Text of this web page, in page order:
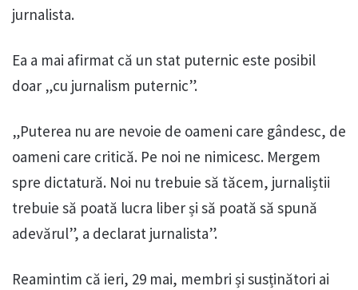
jurnalista.
Ea a mai afirmat că un stat puternic este posibil
doar „cu jurnalism puternic”.
„Puterea nu are nevoie de oameni care gândesc, de
oameni care critică. Pe noi ne nimicesc. Mergem
spre dictatură. Noi nu trebuie să tăcem, jurnaliștii
trebuie să poată lucra liber și să poată să spună
adevărul”, a declarat jurnalista”.
Reamintim că ieri, 29 mai, membri și susținători ai